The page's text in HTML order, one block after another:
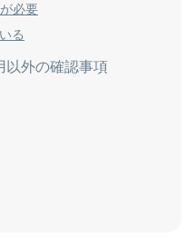
必要
る
以外の確認事項